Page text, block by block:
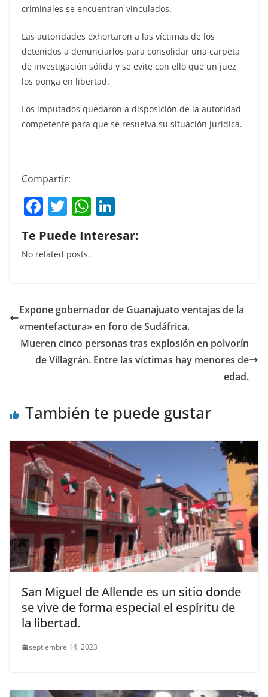
criminales se encuentran vinculados.
Las autoridades exhortaron a las víctimas de los
detenidos a denunciarlos para consolidar una carpeta
de investigación sólida y se evite con ello que un juez
los ponga en libertad.
Los imputados quedaron a disposición de la autoridad
competente para que se resuelva su situación jurídica.
Compartir:
F
a
c
e
o
o
k
T
w
itt
er
W
h
at
p
p
k
n
Te Puede Interesar:
No related posts.
Expone gobernador de Guanajuato ventajas de la
«mentefactura» en foro de Sudáfrica.
Mueren cinco personas tras explosión en polvorín
de Villagrán. Entre las víctimas hay menores de
edad.
También te puede gustar
San Miguel de Allende es un sitio donde
se vive de forma especial el espíritu de
la libertad.
septiembre 14, 2023